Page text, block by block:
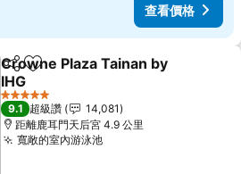
查看價格
分享 加入我的最愛
Crowne Plaza Tainan by
IHG
5 星級
9.1 超級讚
14,081
距離鹿耳門天后宮 4.9 公里
寬敞的室內游泳池